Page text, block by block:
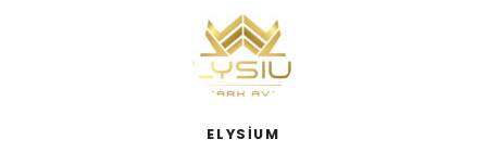
ELYSIUM